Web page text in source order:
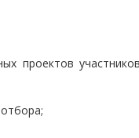
проектов